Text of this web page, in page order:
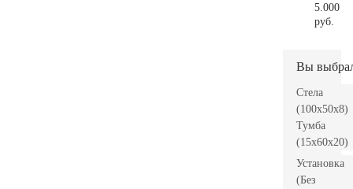
5.000
руб.
Вы
Стела
(100x50x8)
Тумба
(15x60x20)
Установка
(Без